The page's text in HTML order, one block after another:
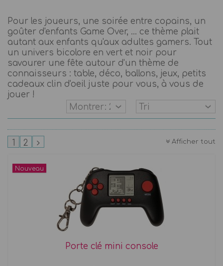
Pour les joueurs, une soirée entre copains, un
goûter d'enfants Game Over, ... ce thème plait
autant aux enfants qu'aux adultes gamers. Tout
un univers bicolore en vert et noir pour
savourer une fête autour d'un thème de
connaisseurs : table, déco, ballons, jeux, petits
cadeaux clin d'oeil juste pour vous, à vous de
jouer !
Afficher tout
1 2
Nouveau
Porte clé mini console